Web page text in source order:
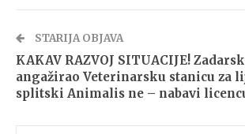
STARIJA OBJAVA
KAKAV RAZVOJ SITUACIJE!
angažirao Veterinarsku stanicu za
splitski Animalis ne – nabavi